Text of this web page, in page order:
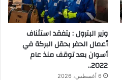
وزير البترول : يتفقد استئناف
أعمال الحفر بحقل البركة في
أسوان بعد توقف منذ عام
2022..
6 أغسطس، 2026